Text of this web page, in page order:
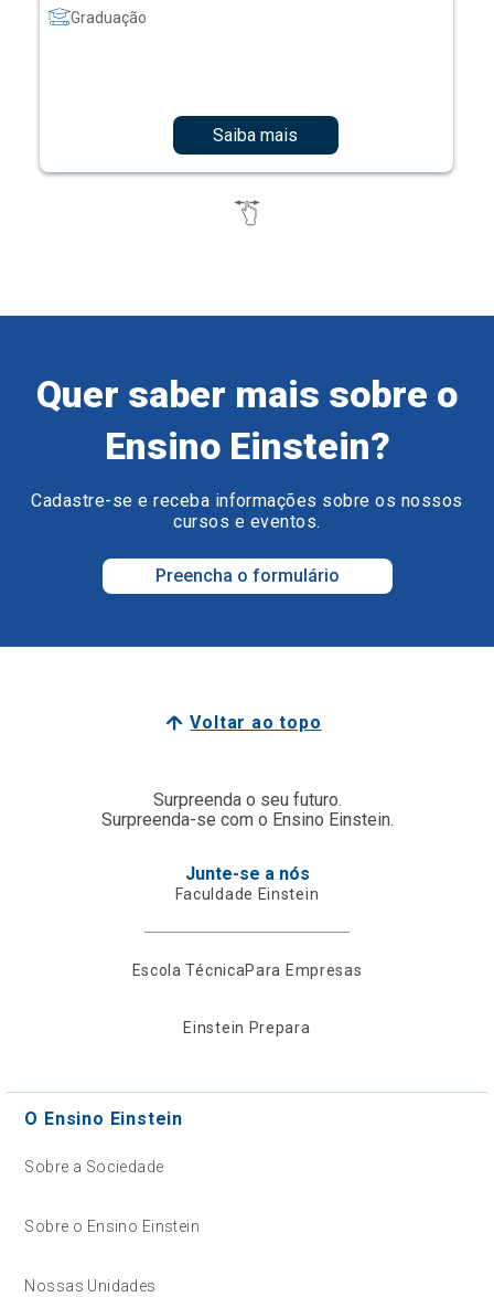
Graduação
Saiba mais
Quer saber mais sobre o
Ensino Einstein?
Cadastre-se e receba informações sobre os nossos
cursos e eventos.
Preencha o formulário
Voltar ao topo
Surpreenda o seu futuro.
Surpreenda-se com o Ensino Einstein.
Junte-se a nós
Faculdade Einstein
Escola TécnicaPara Empresas
Einstein Prepara
O Ensino Einstein
Sobre a Sociedade
Sobre o Ensino Einstein
Nossas Unidades